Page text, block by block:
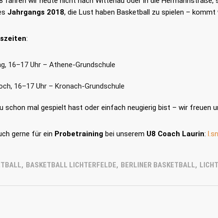
Jahrgangs 2018, die Lust haben Basketball zu spielen –
:
16–17 Uhr – Athene-Grundschule
16–17 Uhr – Kronach-Grundschule
schon mal gespielt hast oder einfach neugierig bist – wir freuen
gerne für ein Probetraining bei unserem U8 Coach Laurin:
, BASKETBALL LICHTERFELDE, BERLINER BASKETBALL,
Natiospieler: Noah
der Mädchen:
mit Mathilda Haensch